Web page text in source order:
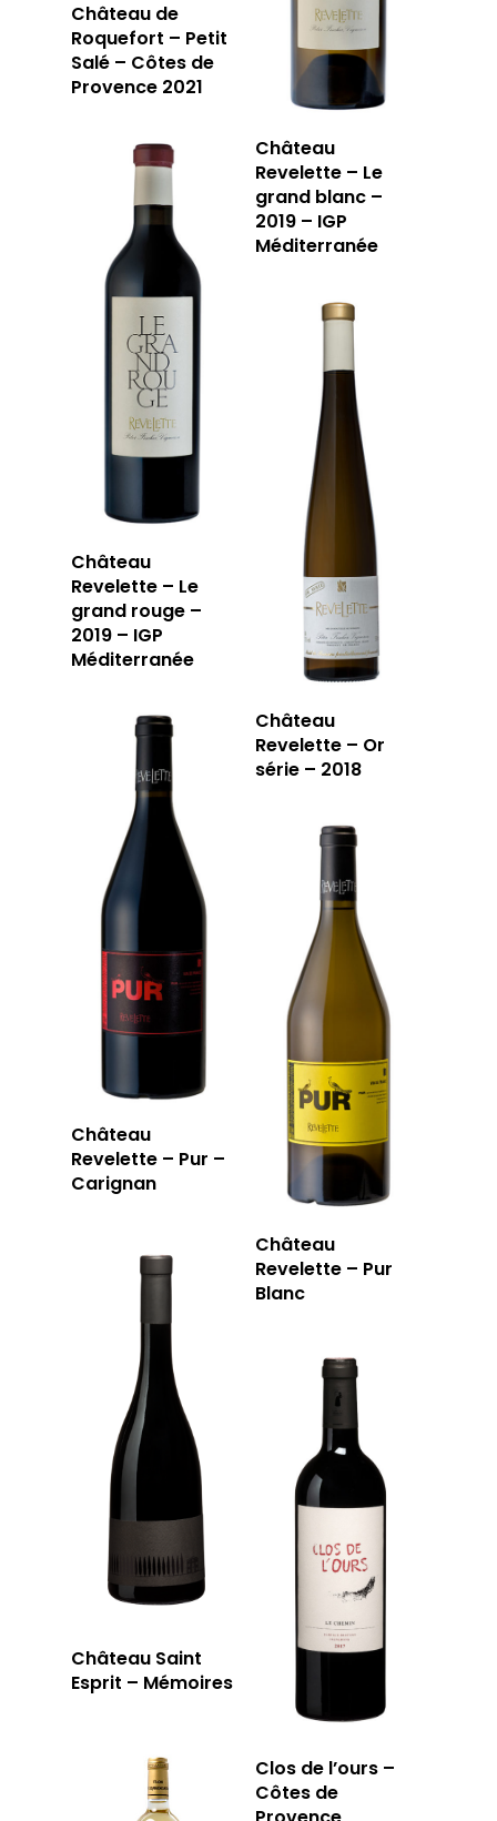
Château de
Roquefort – Petit
Salé – Côtes de
Provence 2021
Château
Revelette – Le
grand blanc –
2019 – IGP
Méditerranée
Château
Revelette – Le
grand rouge –
2019 – IGP
Méditerranée
Château
Revelette – Or
série – 2018
Château
Revelette – Pur –
Carignan
Château
Revelette – Pur
Blanc
Château Saint
Esprit – Mémoires
Clos de l’ours –
Côtes de
LA CAVE
LA CAVE
LA TOURNÉE DU
LA TABLE
LA CARTE DU
JOUR
RÉSERVER
59 rue Grignan
13006 Marseille
T: 04 91 33 46 59